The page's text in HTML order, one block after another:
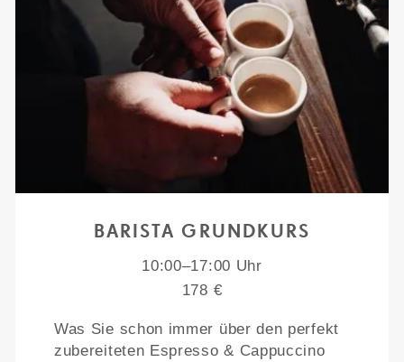
BARISTA GRUNDKURS
10:00–17:00 Uhr
178 €
Was Sie schon immer über den perfekt
zubereiteten Espresso & Cappuccino